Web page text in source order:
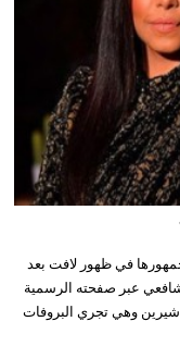
في ظهور لافت بعد
عبر صفحته الرسمية
وهي تجري البروفات